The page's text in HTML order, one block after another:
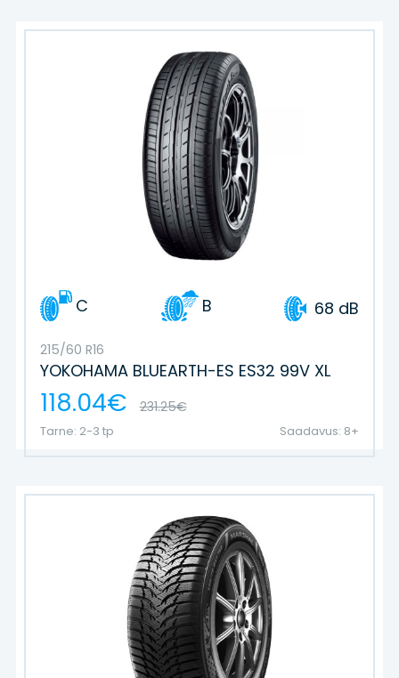
C B 68 dB
215/60 R16
YOKOHAMA BLUEARTH-ES ES32 99V XL
118.04€ 231.25€
Tarne: 2-3 tp Saadavus: 8+